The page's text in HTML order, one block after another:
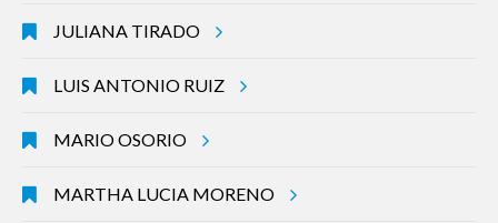
JULIANA TIRADO
LUIS ANTONIO RUIZ
MARIO OSORIO
MARTHA LUCIA MORENO